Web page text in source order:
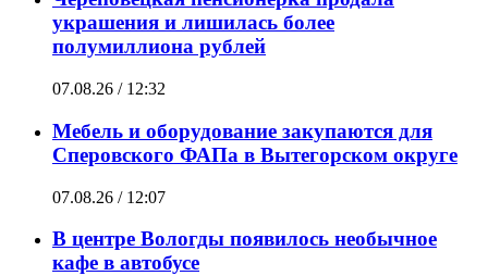
украшения и лишилась более
полумиллиона рублей
07.08.26 / 12:32
Мебель и оборудование закупаются для
Сперовского ФАПа в Вытегорском округе
07.08.26 / 12:07
В центре Вологды появилось необычное
кафе в автобусе